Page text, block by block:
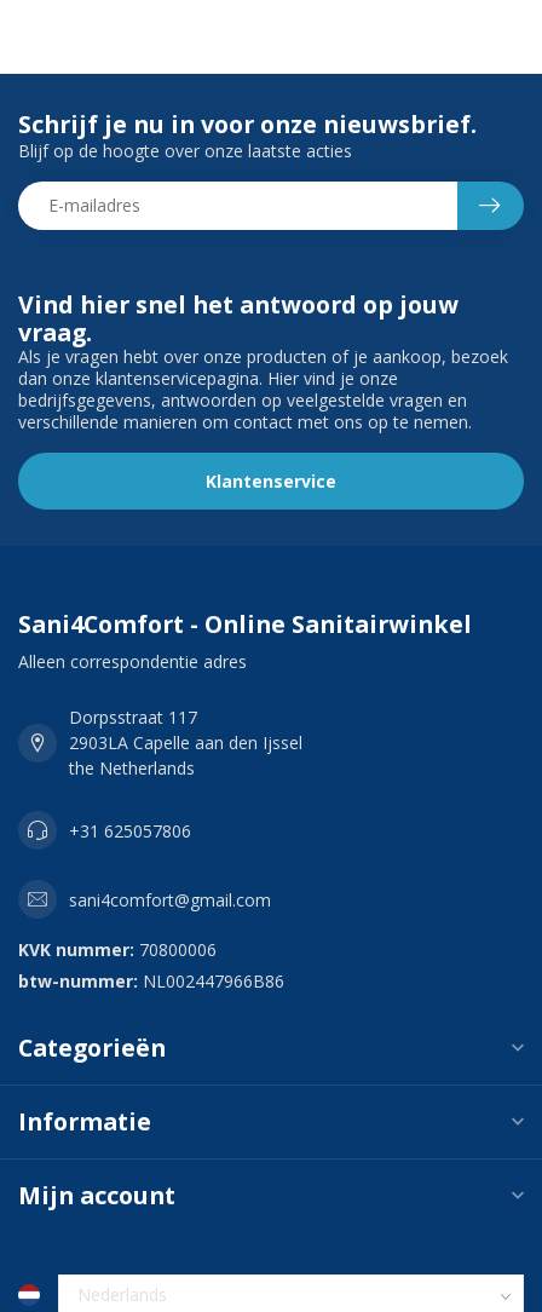
Vind hier snel het antwoord op jouw
vraag.
Als je vragen hebt over onze producten of je aankoop, bezoek
dan onze klantenservicepagina. Hier vind je onze
bedrijfsgegevens, antwoorden op veelgestelde vragen en
verschillende manieren om contact met ons op te nemen.
Klantenservice
Schrijf je nu in voor onze nieuwsbrief.
Blijf op de hoogte over onze laatste acties
Sani4Comfort - Online Sanitairwinkel
Alleen correspondentie adres
Dorpsstraat 117
2903LA Capelle aan den Ijssel
the Netherlands
+31 625057806
sani4comfort@gmail.com
KVK nummer: 70800006
btw-nummer: NL002447966B86
Categorieën
Informatie
Mijn account